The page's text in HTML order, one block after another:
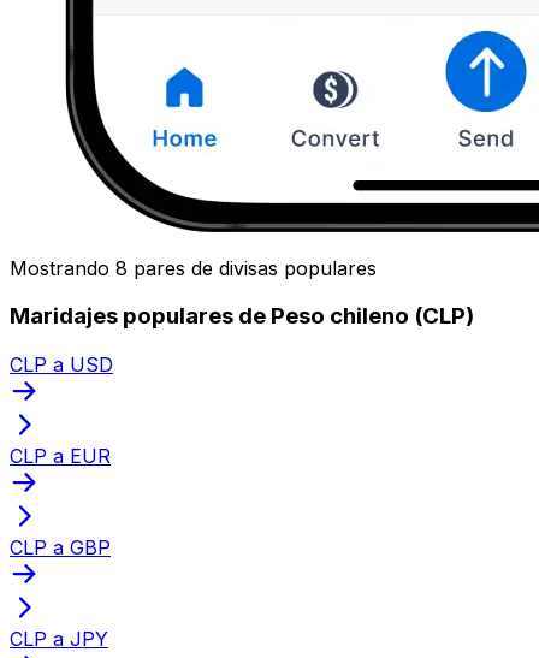
Mostrando 8 pares de divisas populares
Maridajes populares de Peso chileno (CLP)
CLP a USD
CLP a EUR
CLP a GBP
CLP a JPY